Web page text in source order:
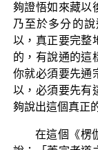
夠證悟如來藏以
乃至於多分的
以，真正要完整
的，有說通的這
你就必須要先通
以，必須要先有
夠說出這個真正
在這個《楞